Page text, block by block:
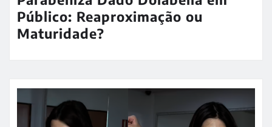
Público: Reaproximação ou
Maturidade?